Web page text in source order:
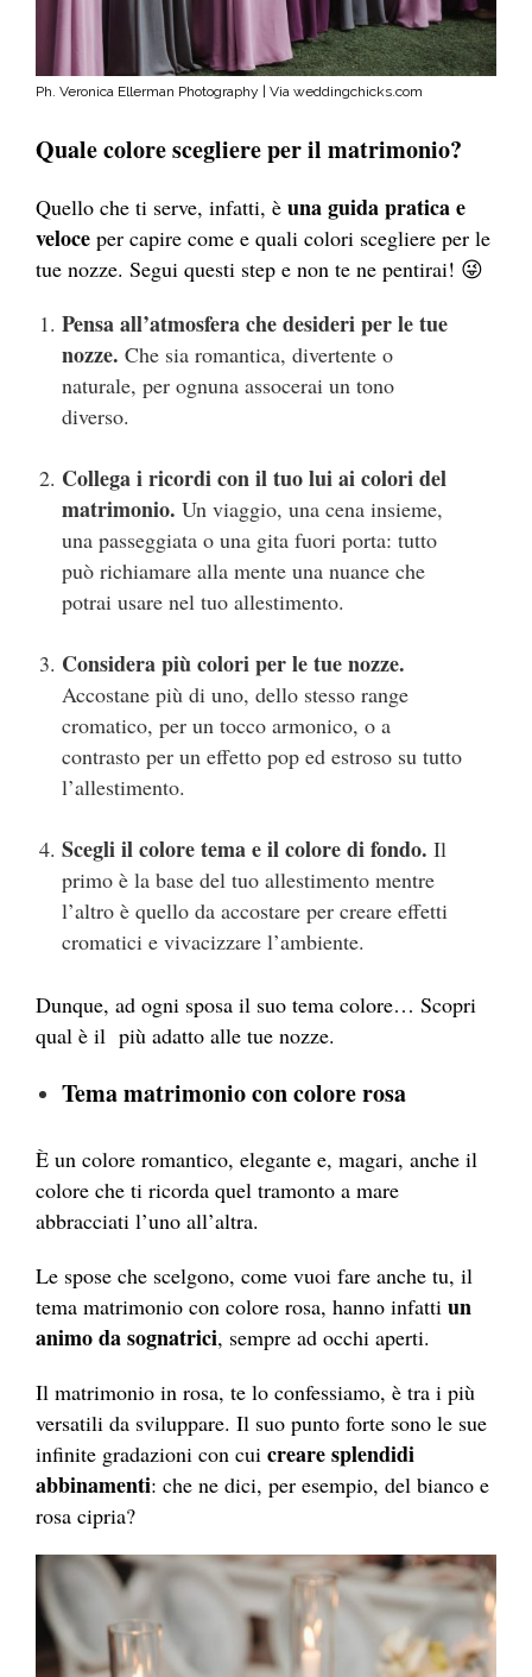
Ph. Veronica Ellerman Photography | Via weddingchicks.com
Quale colore scegliere per il matrimonio?
Quello che ti serve, infatti, è una guida pratica e
veloce per capire come e quali colori scegliere per le
tue nozze. Segui questi step e non te ne pentirai! 😜
Pensa all’atmosfera che desideri per le tue
nozze. Che sia romantica, divertente o
naturale, per ognuna assocerai un tono
diverso.
Collega i ricordi con il tuo lui ai colori del
matrimonio. Un viaggio, una cena insieme,
una passeggiata o una gita fuori porta: tutto
può richiamare alla mente una nuance che
potrai usare nel tuo allestimento.
Considera più colori per le tue nozze.
Accostane più di uno, dello stesso range
cromatico, per un tocco armonico, o a
contrasto per un effetto pop ed estroso su tutto
l’allestimento.
Scegli il colore tema e il colore di fondo. Il
primo è la base del tuo allestimento mentre
l’altro è quello da accostare per creare effetti
cromatici e vivacizzare l’ambiente.
Dunque, ad ogni sposa il suo tema colore… Scopri
qual è il più adatto alle tue nozze.
Tema matrimonio con colore rosa
È un colore romantico, elegante e, magari, anche il
colore che ti ricorda quel tramonto a mare
abbracciati l’uno all’altra.
Le spose che scelgono, come vuoi fare anche tu, il
tema matrimonio con colore rosa, hanno infatti un
animo da sognatrici, sempre ad occhi aperti.
Il matrimonio in rosa, te lo confessiamo, è tra i più
versatili da sviluppare. Il suo punto forte sono le sue
infinite gradazioni con cui creare splendidi
abbinamenti: che ne dici, per esempio, del bianco e
rosa cipria?